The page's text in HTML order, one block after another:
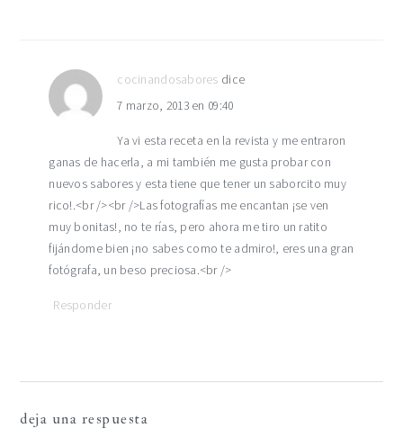
cocinandosabores dice
7 marzo, 2013 en 09:40
Ya vi esta receta en la revista y me entraron
ganas de hacerla, a mi también me gusta probar con
nuevos sabores y esta tiene que tener un saborcito muy
rico!.<br /><br />Las fotografías me encantan ¡se ven
muy bonitas!, no te rías, pero ahora me tiro un ratito
fijándome bien ¡no sabes como te admiro!, eres una gran
fotógrafa, un beso preciosa.<br />
Responder
deja una respuesta